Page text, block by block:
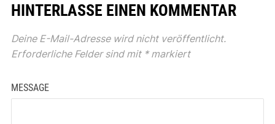
HINTERLASSE EINEN KOMMENTAR
Deine E-Mail-Adresse wird nicht veröffentlicht.
Erforderliche Felder sind mit *markiert
MESSAGE